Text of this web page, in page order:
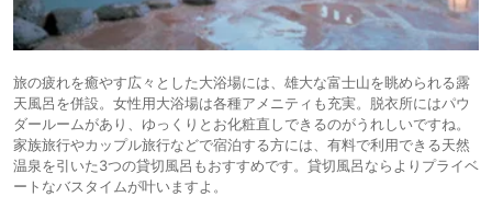
旅の疲れを癒やす広々とした大浴場には、雄大な富士山を眺められる露
天風呂を併設。女性用大浴場は各種アメニティも充実。脱衣所にはパウ
ダールームがあり、ゆっくりとお化粧直しできるのがうれしいですね。
家族旅行やカップル旅行などで宿泊する方には、有料で利用できる天然
温泉を引いた3つの貸切風呂もおすすめです。貸切風呂ならよりプライベ
ートなバスタイムが叶いますよ。